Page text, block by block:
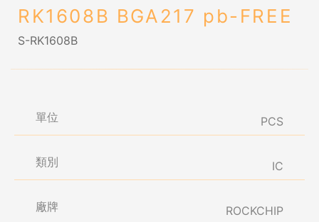
RK1608B BGA217 pb-FREE
S-RK1608B
單位 PCS
類別 IC
廠牌 ROCKCHIP